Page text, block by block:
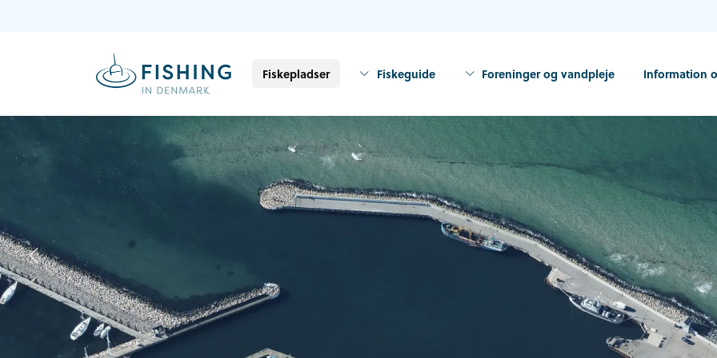
Fiskepladser Fiskeguide Foreninger og vandpleje Information
Previous